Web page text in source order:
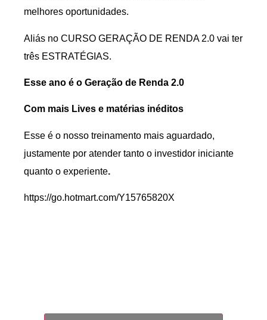
melhores oportunidades.
Aliás no CURSO GERAÇÃO DE RENDA 2.0 vai ter
três ESTRATÉGIAS.
Esse ano é o Geração de Renda 2.0
Com mais Lives e matérias inéditos
Esse é o nosso treinamento mais aguardado,
justamente por atender tanto o investidor iniciante
quanto o experiente.
https://go.hotmart.com/Y15765820X